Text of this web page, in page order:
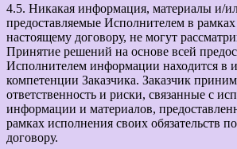
4.5. Никакая информация, материалы и/
предоставляемые Исполнителем в рамках
настоящему договору, не могут
Принятие решений на основе всей
Исполнителем информации находится в
компетенции Заказчика. Заказчик
ответственность и риски, связанные с
информации и материалов,
рамках исполнения своих обязательств
договору.